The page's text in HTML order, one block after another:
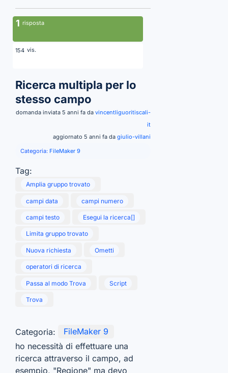
1 risposta
154 vis.
Ricerca multipla per lo
stesso campo
domanda inviata 5 anni fa da vincentliguoritiscali-
it
aggiornato 5 anni fa da giulio-villani
Categoria: FileMaker 9
Tag:
Amplia gruppo trovato
campi data campi numero
campi testo Esegui la ricerca[]
Limita gruppo trovato
Nuova richiesta Ometti
operatori di ricerca
Passa al modo Trova Script
Trova
Categoria:
FileMaker 9
ho necessità di effettuare una
ricerca attraverso il campo, ad
esempio, "Regione" ma devo